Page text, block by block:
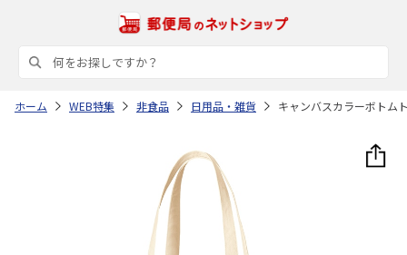
ホーム WEB特集 非食品 日用品・雑貨 キャンバスカラーボトム